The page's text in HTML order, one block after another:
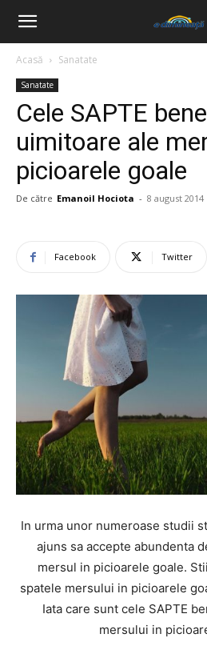
Acasă Sanatate
Sanatate
Cele SAPTE
uimitoare ale
picioarele goale
De către Emanoil Hociota - 8 august 2014
Facebook Twitter
In urma unor numeroase studii
ajuns sa accepte abundenta
mersul in picioarele goale.
spatele mersului in picioarele
Iata care sunt cele SAPTE
mersului in